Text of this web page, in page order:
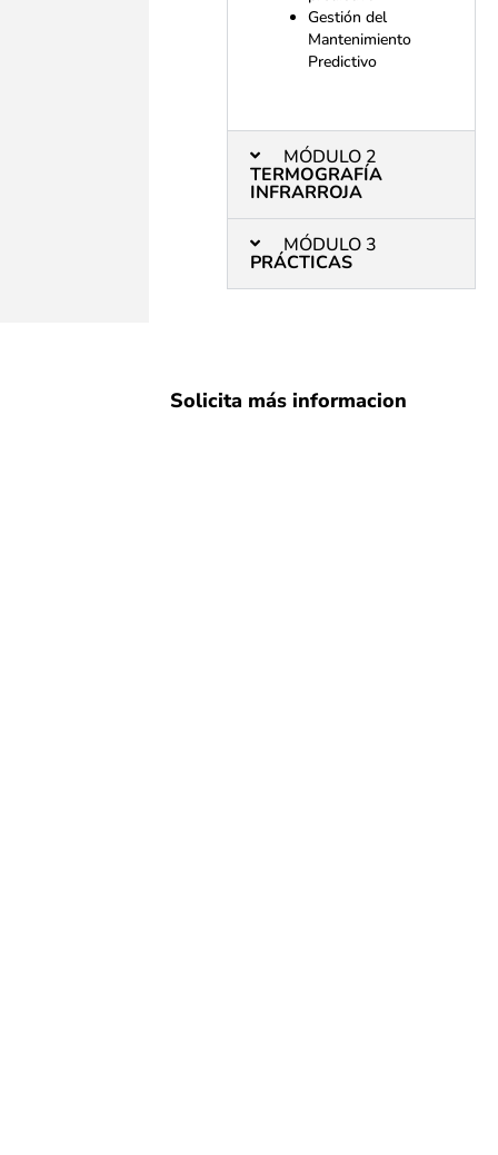
Gestión del
Mantenimiento
Predictivo
MÓDULO 2
TERMOGRAFÍA
INFRARROJA
MÓDULO 3
PRÁCTICAS
Solicita más informacion